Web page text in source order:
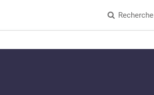
Recherche